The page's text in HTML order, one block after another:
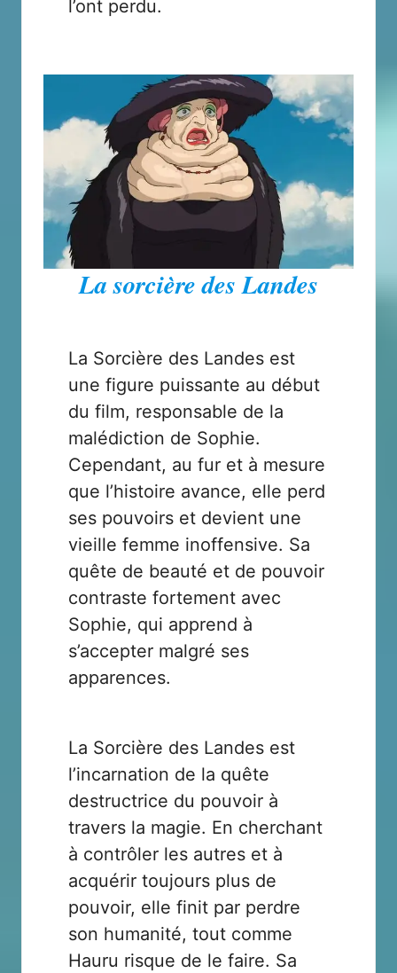
l’ont perdu.
La sorcière des Landes
La Sorcière des Landes est
une figure puissante au début
du film, responsable de la
malédiction de Sophie.
Cependant, au fur et à mesure
que l’histoire avance, elle perd
ses pouvoirs et devient une
vieille femme inoffensive. Sa
quête de beauté et de pouvoir
contraste fortement avec
Sophie, qui apprend à
s’accepter malgré ses
apparences.
La Sorcière des Landes est
l’incarnation de la quête
destructrice du pouvoir à
travers la magie. En cherchant
à contrôler les autres et à
acquérir toujours plus de
pouvoir, elle finit par perdre
son humanité, tout comme
Hauru risque de le faire. Sa